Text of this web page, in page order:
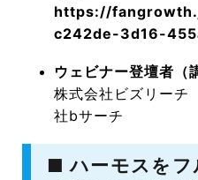
https://
c242de-3d16-
ウェビナー登壇者（
株式会社ビズリー
社bサーチ
■ ハーモスをフ